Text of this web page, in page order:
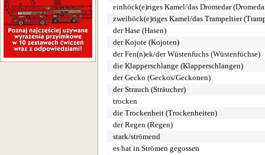
einhöck(e)riges Kamel/das Dromedar
zweihöck(e)riges Kamel/das Trampeltier
der Hase (Hasen)
der Kojote (Kojoten)
der Fen(n)ek/der Wüstenfuchs (Wüstenfüchse)
die Klapperschlange (Klapperschlangen)
der Gecko (Geckos/Geckonen)
der Strauch (Sträucher)
trocken
die Trockenheit (Trockenheiten)
der Regen (Regen)
stark/strömend
es hat in Strömen gegossen